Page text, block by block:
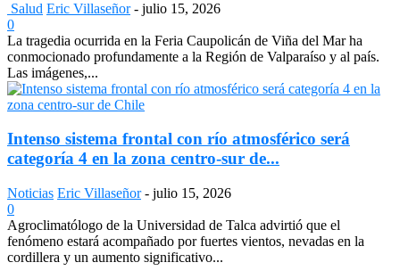
Salud Eric Villaseñor - julio 15, 2026
0
La tragedia ocurrida en la Feria Caupolicán de Viña del Mar ha
conmocionado profundamente a la Región de Valparaíso y al país.
Las imágenes,...
Intenso sistema frontal con río atmosférico será
categoría 4 en la zona centro-sur de...
Noticias Eric Villaseñor - julio 15, 2026
0
Agroclimatólogo de la Universidad de Talca advirtió que el
fenómeno estará acompañado por fuertes vientos, nevadas en la
cordillera y un aumento significativo...